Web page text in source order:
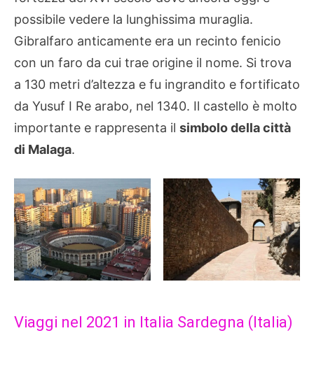
possibile vedere la lunghissima muraglia.
Gibralfaro anticamente era un recinto fenicio
con un faro da cui trae origine il nome. Si trova
a 130 metri d’altezza e fu ingrandito e fortificato
da Yusuf I Re arabo, nel 1340. Il castello è molto
importante e rappresenta il simbolo della città
di Malaga.
Viaggi nel 2021 in Italia Sardegna (Italia)